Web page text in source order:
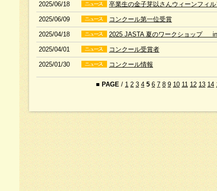
2025/06/18 卒業生の金子芽以さんウィーンフィ
2025/06/09 コンクール第一位受賞
2025/04/18 2025 JASTA 夏のワークショップ
2025/04/01 コンクール受賞者
2025/01/30 コンクール情報
■ PAGE / 1 2 3 4 5 6 7 8 9 10 11 12 13 14